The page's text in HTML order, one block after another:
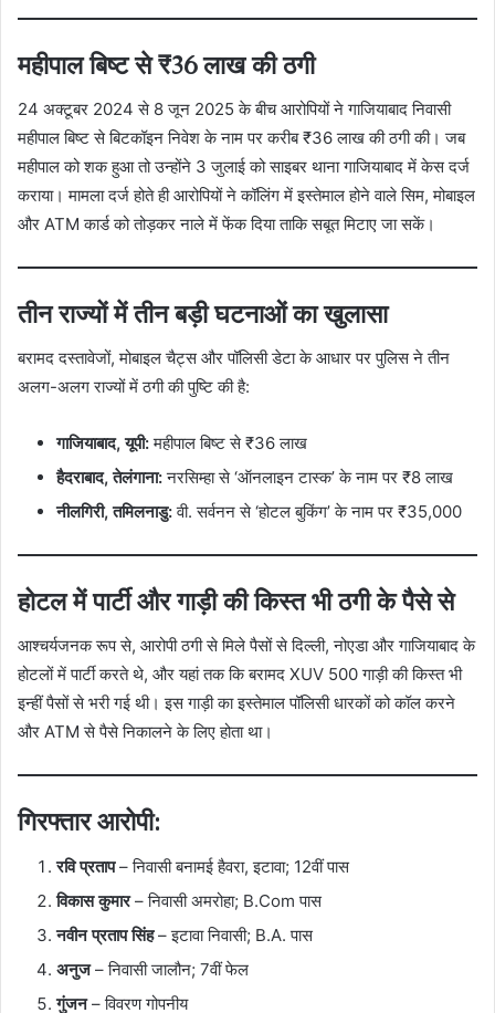
महीपाल बिष्ट से ₹36 लाख की ठगी
24 अक्टूबर 2024 से 8 जून 2025 के बीच आरोपियों ने गाजियाबाद निवासी
महीपाल बिष्ट से बिटकॉइन निवेश के नाम पर करीब ₹36 लाख की ठगी की। जब
महीपाल को शक हुआ तो उन्होंने 3 जुलाई को साइबर थाना गाजियाबाद में केस दर्ज
कराया। मामला दर्ज होते ही आरोपियों ने कॉलिंग में इस्तेमाल होने वाले सिम, मोबाइल
और ATM कार्ड को तोड़कर नाले में फेंक दिया ताकि सबूत मिटाए जा सकें।
तीन राज्यों में तीन बड़ी घटनाओं का खुलासा
बरामद दस्तावेजों, मोबाइल चैट्स और पॉलिसी डेटा के आधार पर पुलिस ने तीन
अलग-अलग राज्यों में ठगी की पुष्टि की है:
गाजियाबाद, यूपी:महीपाल बिष्ट से ₹36 लाख
हैदराबाद, तेलंगाना:नरसिम्हा से ‘ऑनलाइन टास्क’ के नाम पर ₹8 लाख
नीलगिरी, तमिलनाडु:वी. सर्वनन से ‘होटल बुकिंग’ के नाम पर ₹35,000
होटल में पार्टी और गाड़ी की किस्त भी ठगी के पैसे से
आश्चर्यजनक रूप से, आरोपी ठगी से मिले पैसों से दिल्ली, नोएडा और गाजियाबाद के
होटलों में पार्टी करते थे, और यहां तक कि बरामद XUV 500 गाड़ी की किस्त भी
इन्हीं पैसों से भरी गई थी। इस गाड़ी का इस्तेमाल पॉलिसी धारकों को कॉल करने
और ATM से पैसे निकालने के लिए होता था।
गिरफ्तार आरोपी:
रवि प्रताप– निवासी बनामई हैवरा, इटावा; 12वीं पास
विकास कुमार– निवासी अमरोहा; B.Com पास
नवीन प्रताप सिंह– इटावा निवासी; B.A. पास
अनुज– निवासी जालौन; 7वीं फेल
गुंजन– विवरण गोपनीय